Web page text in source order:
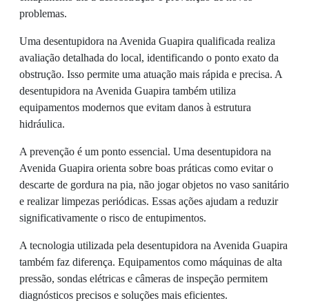
problemas.
Uma desentupidora na Avenida Guapira qualificada realiza
avaliação detalhada do local, identificando o ponto exato da
obstrução. Isso permite uma atuação mais rápida e precisa. A
desentupidora na Avenida Guapira também utiliza
equipamentos modernos que evitam danos à estrutura
hidráulica.
A prevenção é um ponto essencial. Uma desentupidora na
Avenida Guapira orienta sobre boas práticas como evitar o
descarte de gordura na pia, não jogar objetos no vaso sanitário
e realizar limpezas periódicas. Essas ações ajudam a reduzir
significativamente o risco de entupimentos.
A tecnologia utilizada pela desentupidora na Avenida Guapira
também faz diferença. Equipamentos como máquinas de alta
pressão, sondas elétricas e câmeras de inspeção permitem
diagnósticos precisos e soluções mais eficientes.